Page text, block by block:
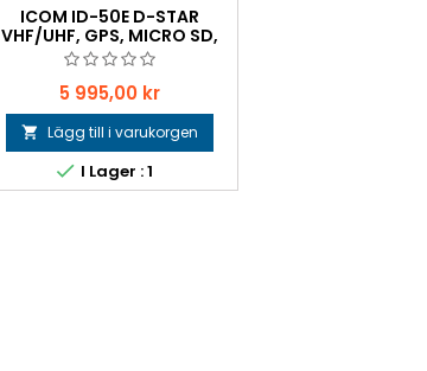
ICOM ID-50E D-STAR
VHF/UHF, GPS, MICRO SD,
IP-X7
Pris
5 995,00 kr
 Lägg till i varukorgen
 I Lager : 1